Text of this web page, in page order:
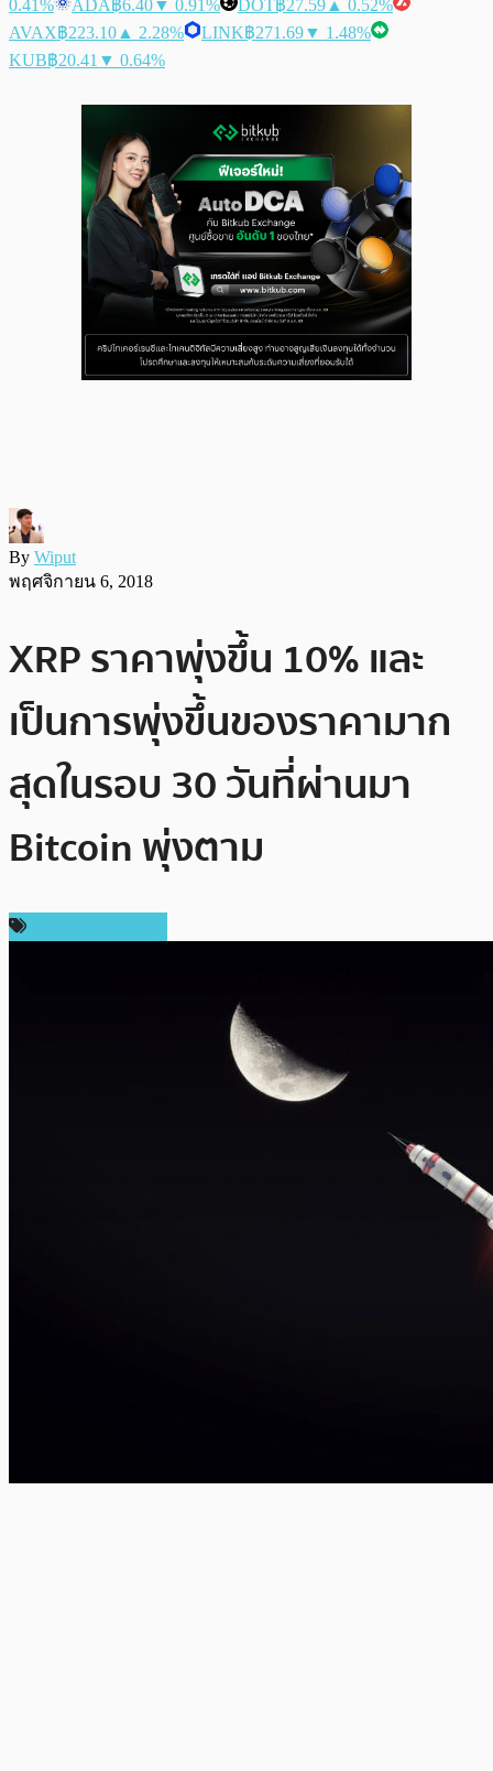
0.41%
ADA฿6.40▼ 0.91% DOT฿27.59 ▲ 0.52%
AVAX฿223.10 ▲ 2.28% LINK฿271.69▼ 1.48%
KUB฿20.41 ▼ 0.64%
By Wiput
พฤศจิกายน 6, 2018
XRP ราคาพุ่งขึ้น 10% และ
เป็นการพุ่งขึ้นของราคามาก
สุดในรอบ 30 วันที่ผ่านมา
Bitcoin พุ่งตาม